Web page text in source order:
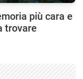
più cara e
trovare